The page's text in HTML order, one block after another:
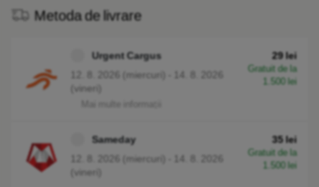
Metoda de livrare
Urgent Cargus
12. 8. 2026 (miercuri) - 14. 8. 2026
(vineri)
29 lei
Gratuit de la
1.500 lei
Sameday
12. 8. 2026 (miercuri) - 14. 8. 2026
(vineri)
35 lei
Gratuit de la
1.500 lei